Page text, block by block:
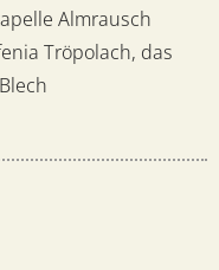
Almrausch
Tröpolach, das